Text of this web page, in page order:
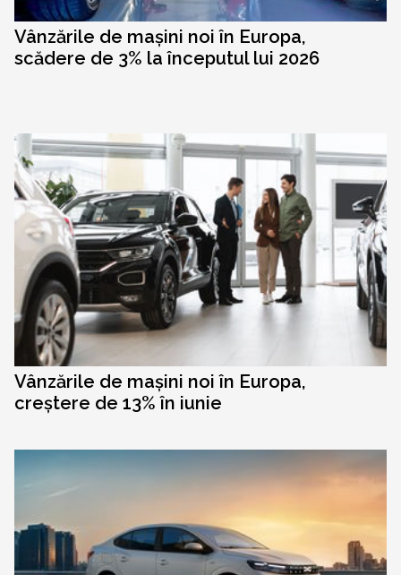
Vânzările de mașini noi în Europa,
scădere de 3% la începutul lui 2026
Vânzările de mașini noi în Europa,
creștere de 13% în iunie